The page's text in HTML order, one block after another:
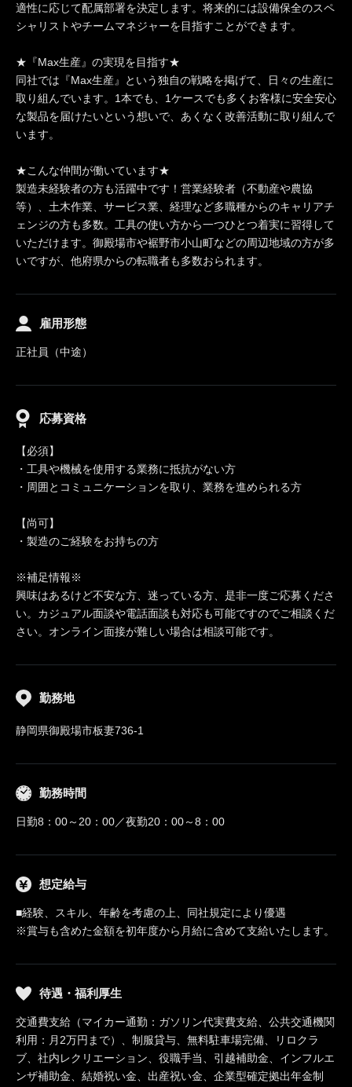
適性に応じて配属部署を決定します。将来的には設備保全のスペ
シャリストやチームマネジャーを目指すことができます。
★『Max生産』の実現を目指す★
同社では『Max生産』という独自の戦略を掲げて、日々の生産に
取り組んでいます。1本でも、1ケースでも多くお客様に安全安心
な製品を届けたいという想いで、あくなく改善活動に取り組んで
います。
★こんな仲間が働いています★
製造未経験者の方も活躍中です！営業経験者（不動産や農協
等）、土木作業、サービス業、経理など多職種からのキャリアチ
ェンジの方も多数。工具の使い方から一つひとつ着実に習得して
いただけます。御殿場市や裾野市小山町などの周辺地域の方が多
いですが、他府県からの転職者も多数おられます。
雇用形態
正社員（中途）
応募資格
【必須】
・工具や機械を使用する業務に抵抗がない方
・周囲とコミュニケーションを取り、業務を進められる方
【尚可】
・製造のご経験をお持ちの方
※補足情報※
興味はあるけど不安な方、迷っている方、是非一度ご応募くださ
い。カジュアル面談や電話面談も対応も可能ですのでご相談くだ
さい。オンライン面接が難しい場合は相談可能です。
勤務地
静岡県御殿場市板妻736-1
勤務時間
日勤8：00～20：00／夜勤20：00～8：00
想定給与
■経験、スキル、年齢を考慮の上、同社規定により優遇
※賞与も含めた金額を初年度から月給に含めて支給いたします。
待遇・福利厚生
交通費支給（マイカー通勤：ガソリン代実費支給、公共交通機関
利用：月2万円まで）、制服貸与、無料駐車場完備、リロクラ
ブ、社内レクリエーション、役職手当、引越補助金、インフルエ
ンザ補助金、結婚祝い金、出産祝い金、企業型確定拠出年金制